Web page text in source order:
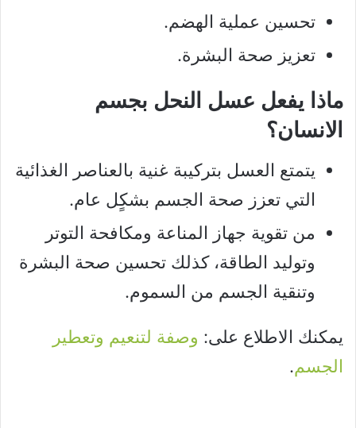
تحسين عملية الهضم.
تعزيز صحة البشرة.
ماذا يفعل عسل النحل بجسم
الانسان؟
يتمتع العسل بتركيبة غنية بالعناصر الغذائية
التي تعزز صحة الجسم بشكٍل عام.
من تقوية جهاز المناعة ومكافحة التوتر
وتوليد الطاقة، كذلك تحسين صحة البشرة
وتنقية الجسم من السموم.
يمكنك الاطلاع على: وصفة لتنعيم وتعطير
الجسم.